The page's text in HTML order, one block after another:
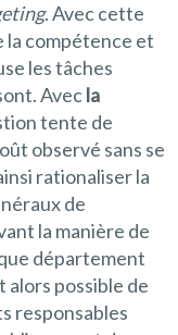
. Avec cette
compétence et
les tâches
Avecla
tente de
observé sans se
rationaliser la
de
la manière de
département
possible de
responsables